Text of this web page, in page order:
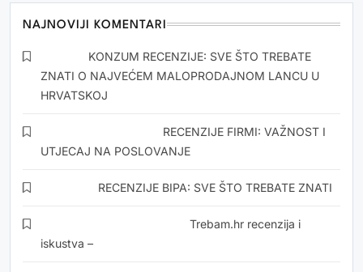
NAJNOVIJI KOMENTARI
KONZUM RECENZIJE: SVE ŠTO TREBATE
ZNATI O NAJVEĆEM MALOPRODAJNOM LANCU U
HRVATSKOJ
RECENZIJE FIRMI: VAŽNOST I
UTJECAJ NA POSLOVANJE
RECENZIJE BIPA: SVE ŠTO TREBATE ZNATI
Trebam.hr recenzija i
iskustva –